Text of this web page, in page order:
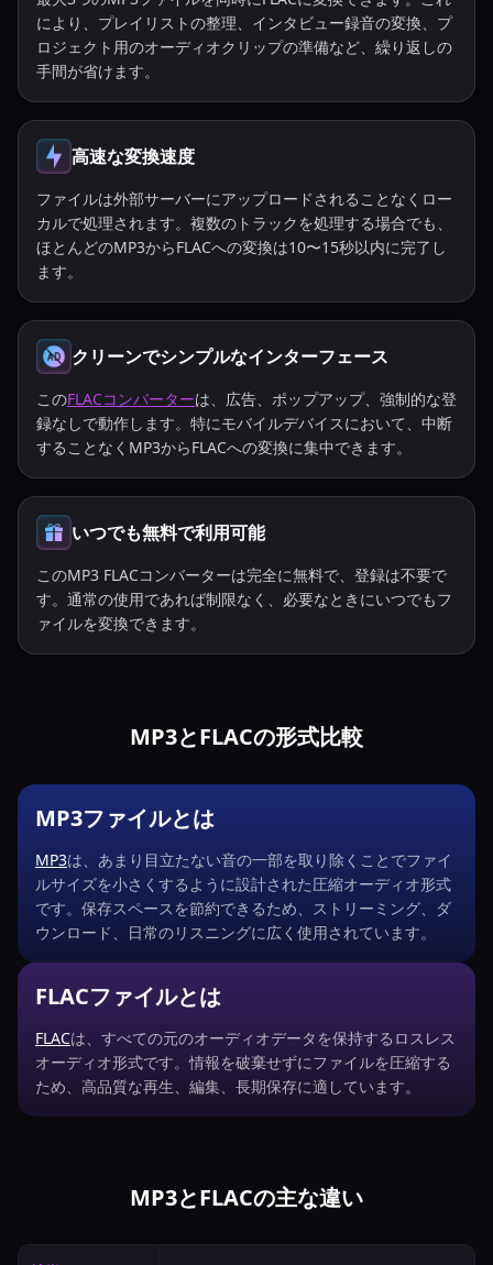
により、プレイリストの整理、インタビュー録音の変換、プ
ロジェクト用のオーディオクリップの準備など、繰り返しの
手間が省けます。
高速な変換速度
ファイルは外部サーバーにアップロードされることなくロー
カルで処理されます。複数のトラックを処理する場合でも、
ほとんどのMP3からFLACへの変換は10〜15秒以内に完了し
ます。
クリーンでシンプルなインターフェース
このFLACコンバーターは、広告、ポップアップ、強制的な登
録なしで動作します。特にモバイルデバイスにおいて、中断
することなくMP3からFLACへの変換に集中できます。
いつでも無料で利用可能
このMP3 FLACコンバーターは完全に無料で、登録は不要で
す。通常の使用であれば制限なく、必要なときにいつでもフ
ァイルを変換できます。
MP3とFLACの形式比較
MP3ファイルとは
MP3は、あまり目立たない音の一部を取り除くことでファイ
ルサイズを小さくするように設計された圧縮オーディオ形式
です。保存スペースを節約できるため、ストリーミング、ダ
ウンロード、日常のリスニングに広く使用されています。
FLACファイルとは
FLACは、すべての元のオーディオデータを保持するロスレス
オーディオ形式です。情報を破棄せずにファイルを圧縮する
ため、高品質な再生、編集、長期保存に適しています。
MP3とFLACの主な違い